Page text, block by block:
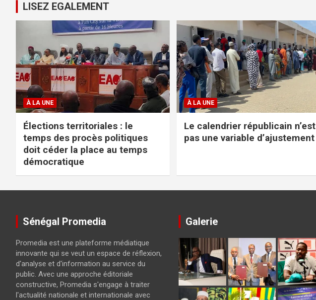
LISEZ EGALEMENT
À LA UNE
Élections territoriales : le
temps des procès politiques
doit céder la place au temps
démocratique
À LA UNE
Le calendrier républicain n’est
pas une variable d’ajustement
Sénégal Promedia
Promedia est une plateforme médiatique
innovante qui se veut un espace de réflexion,
d'analyse et d'information au service du
public. Avec une approche éditoriale
constructive, Promedia s'engage à traiter
l'actualité nationale et internationale avec
Galerie